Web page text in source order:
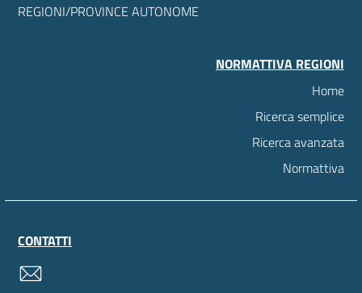
REGIONI/PROVINCE AUTONOME
NORMATTIVA REGIONI
Home
Ricerca semplice
Ricerca avanzata
Normattiva
CONTATTI